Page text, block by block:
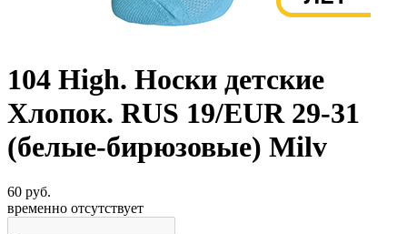
104 High. Носки детские
Хлопок. RUS 19/EUR 29-31
(белые-бирюзовые) Milv
60 руб.
временно отсутствует